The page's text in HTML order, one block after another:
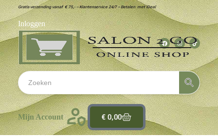
Gratis verzending vanaf € 75,- – Klantenservice 24/7 – Betalen met iDeal
Inloggen
Mijn Account €0,00